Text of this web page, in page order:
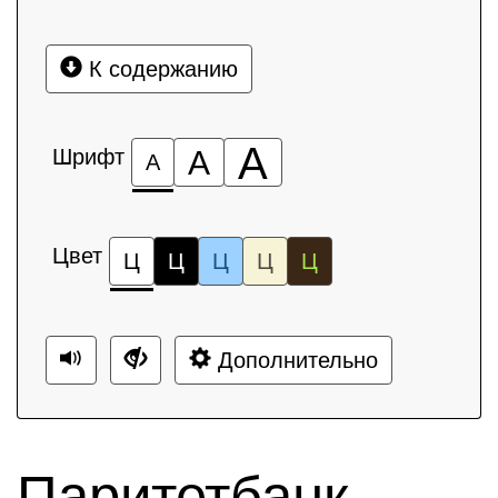
К содержанию
Шрифт А А А
Цвет Ц Ц Ц Ц Ц
Дополнительно